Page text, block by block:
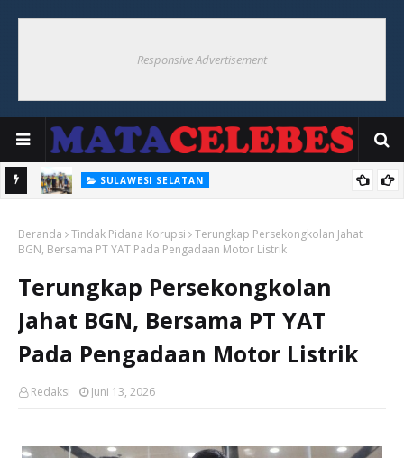
Responsive Advertisement
SULAWESI SELATAN
Beranda Tindak Pidana Korupsi
Terungkap Persekongkolan Jahat
BGN, Bersama PT YAT Pada Pengadaan Motor Listrik
Terungkap Persekongkolan
Jahat BGN, Bersama PT YAT
Pada Pengadaan Motor Listrik
Redaksi Juni 13, 2026